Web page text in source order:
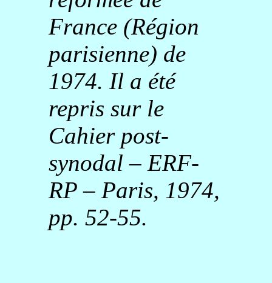
France (Région
parisienne) de
1974. Il a été
repris sur le
Cahier post-
synodal – ERF-
RP – Paris, 1974,
pp. 52-55.